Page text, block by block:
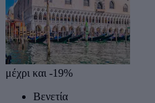
μέχρι και -19%
Βενετία